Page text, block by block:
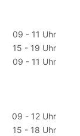
09 - 11 Uhr
15 - 19 Uhr
09 - 11 Uhr
09 - 12 Uhr
15 - 18 Uhr